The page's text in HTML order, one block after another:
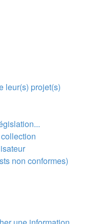
leur(s) projet(s)
non conformes)